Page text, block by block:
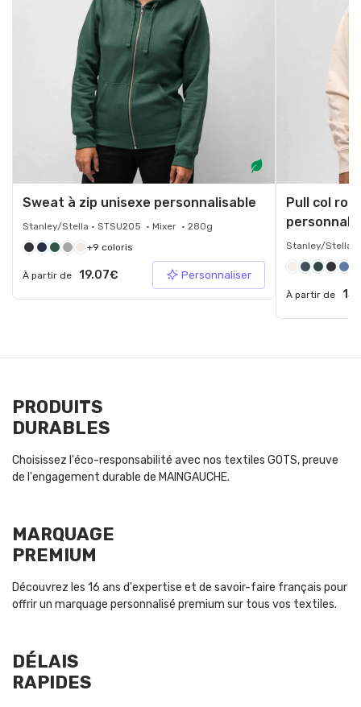
Sweat à zip unisexe personnalisable
Stanley/Stella • STSU205 • Mixer • 280g
+9 coloris
À partir de 19.07€ Personnaliser
Pull col
Stanley/Stella •
À partir de
PRODUITS
DURABLES
Choisissez l'éco-responsabilité avec nos textiles GOTS, preuve
de l'engagement durable de MAINGAUCHE.
MARQUAGE
PREMIUM
Découvrez les 16 ans d'expertise et de savoir-faire français pour
offrir un marquage personnalisé premium sur tous vos textiles.
DÉLAIS
RAPIDES